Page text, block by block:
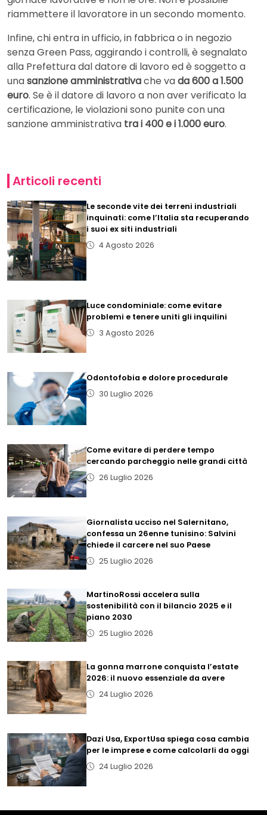
riammettere il lavoratore in un secondo momento.
Infine, chi entra in ufficio, in fabbrica o in negozio
senza Green Pass, aggirando i controlli, è segnalato
alla Prefettura dal datore di lavoro ed è soggetto a
unasanzione amministrativache vada 600 a 1.500
euro. Se è il datore di lavoro a non aver verificato la
certificazione, le violazioni sono punite con una
sanzione amministrativa tra i 400 e i 1.000 euro.
Articoli recenti
Le seconde vite dei terreni industriali
inquinati: come l’Italia sta recuperando
i suoi ex siti industriali
4 Agosto 2026
Luce condominiale: come evitare
problemi e tenere uniti gli inquilini
3 Agosto 2026
Odontofobia e dolore procedurale
30 Luglio 2026
Come evitare di perdere tempo
cercando parcheggio nelle grandi città
26 Luglio 2026
Giornalista ucciso nel Salernitano,
confessa un 26enne tunisino: Salvini
chiede il carcere nel suo Paese
25 Luglio 2026
MartinoRossi accelera sulla
sostenibilità con il bilancio 2025 e il
piano 2030
25 Luglio 2026
La gonna marrone conquista l’estate
2026: il nuovo essenziale da avere
24 Luglio 2026
Dazi Usa, ExportUsa spiega cosa cambia
per le imprese e come calcolarli da oggi
24 Luglio 2026